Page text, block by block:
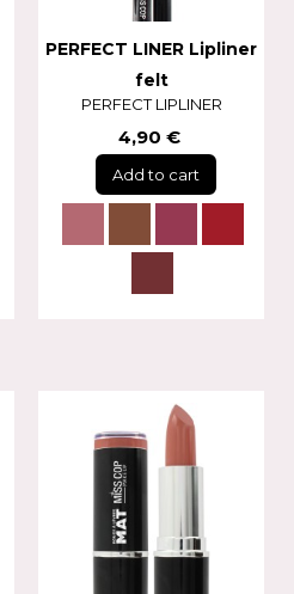
PERFECT LINER Lipliner
felt
PERFECT LIPLINER
4,90 €
Add to cart